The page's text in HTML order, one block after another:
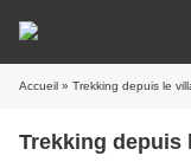
Accueil » Trekking depuis le
Trekking depuis